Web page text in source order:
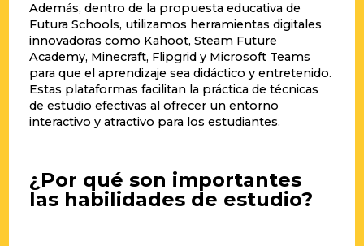
Además, dentro de la propuesta educativa de
Futura Schools, utilizamos herramientas digitales
innovadoras como Kahoot, Steam Future
Academy, Minecraft, Flipgrid y Microsoft Teams
para que el aprendizaje sea didáctico y entretenido.
Estas plataformas facilitan la práctica de técnicas
de estudio efectivas al ofrecer un entorno
interactivo y atractivo para los estudiantes.
¿Por qué son importantes
las habilidades de estudio?